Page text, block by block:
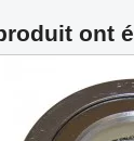
ont